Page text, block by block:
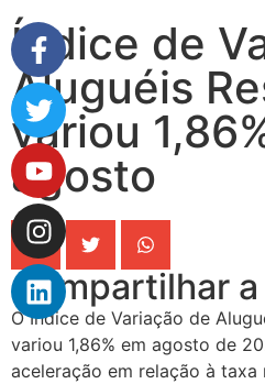
Índice de
Aluguéis
variou
agosto
Compartilhar
O Índice de Variação de
variou 1,86% em agosto de
aceleração em relação à taxa